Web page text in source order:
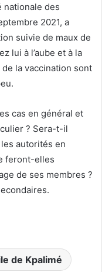
nationale des
2021, a
suivie de maux de
lui à l’aube et à la
la vaccination sont
cas en général et
? Sera-t-il
autorités en
feront-elles
de ses membres ?
de Kpalimé